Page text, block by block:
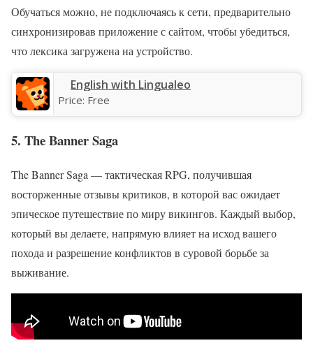
Обучаться можно, не подключаясь к сети, предварительно
синхронизировав приложение с сайтом, чтобы убедиться,
что лексика загружена на устройство.
English with Lingualeo
Price: Free
5. The Banner Saga
The Banner Saga — тактическая RPG, получившая
восторженные отзывы критиков, в которой вас ожидает
эпическое путешествие по миру викингов. Каждый выбор,
который вы делаете, напрямую влияет на исход вашего
похода и разрешение конфликтов в суровой борьбе за
выживание.